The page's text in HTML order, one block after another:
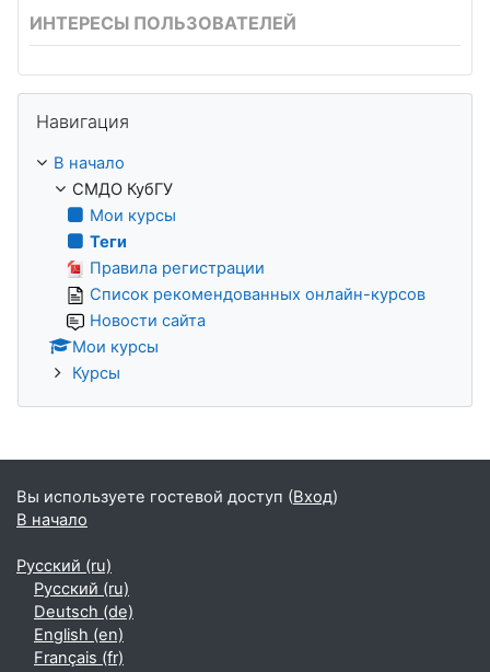
ИНТЕРЕСЫ ПОЛЬЗОВАТЕЛЕЙ
Навигация
В начало
СМДО КубГУ
Мои курсы
Теги
Правила регистрации
Список рекомендованных онлайн-курсов
Новости сайта
Мои курсы
Курсы
Вы используете гостевой доступ (Вход)
В начало
Русский ‎(ru)‎
Русский ‎(ru)‎
Deutsch ‎(de)‎
English ‎(en)‎
Français ‎(fr)‎